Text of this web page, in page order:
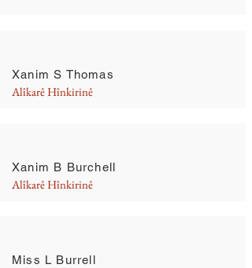
Xanim S Thomas
Alîkarê Hînkirinê
Xanim B Burchell
Alîkarê Hînkirinê
Miss L Burrell